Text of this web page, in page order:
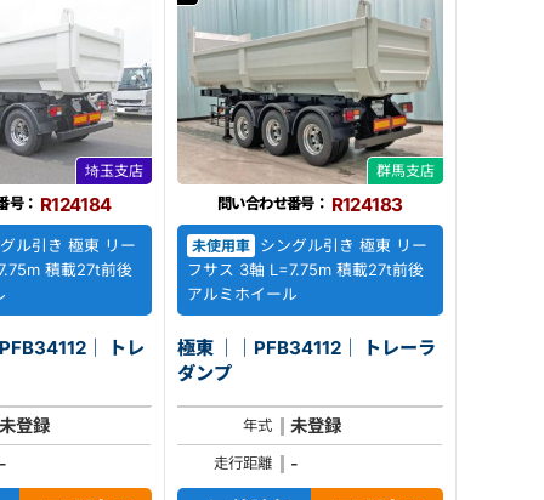
埼玉支店
号： R124184
ル引き 極東 リー
積載27t前後
｜ トレ
未登録
-
群馬支店
問い合わせ番号： R124183
未使用車
シングル引き 極東 リー
フサス 3軸 L=7.75m 積載27t前後
アルミホイール
極東 ｜｜PFB34112｜ トレーラ
ダンプ
年式 未登録
走行距離 -